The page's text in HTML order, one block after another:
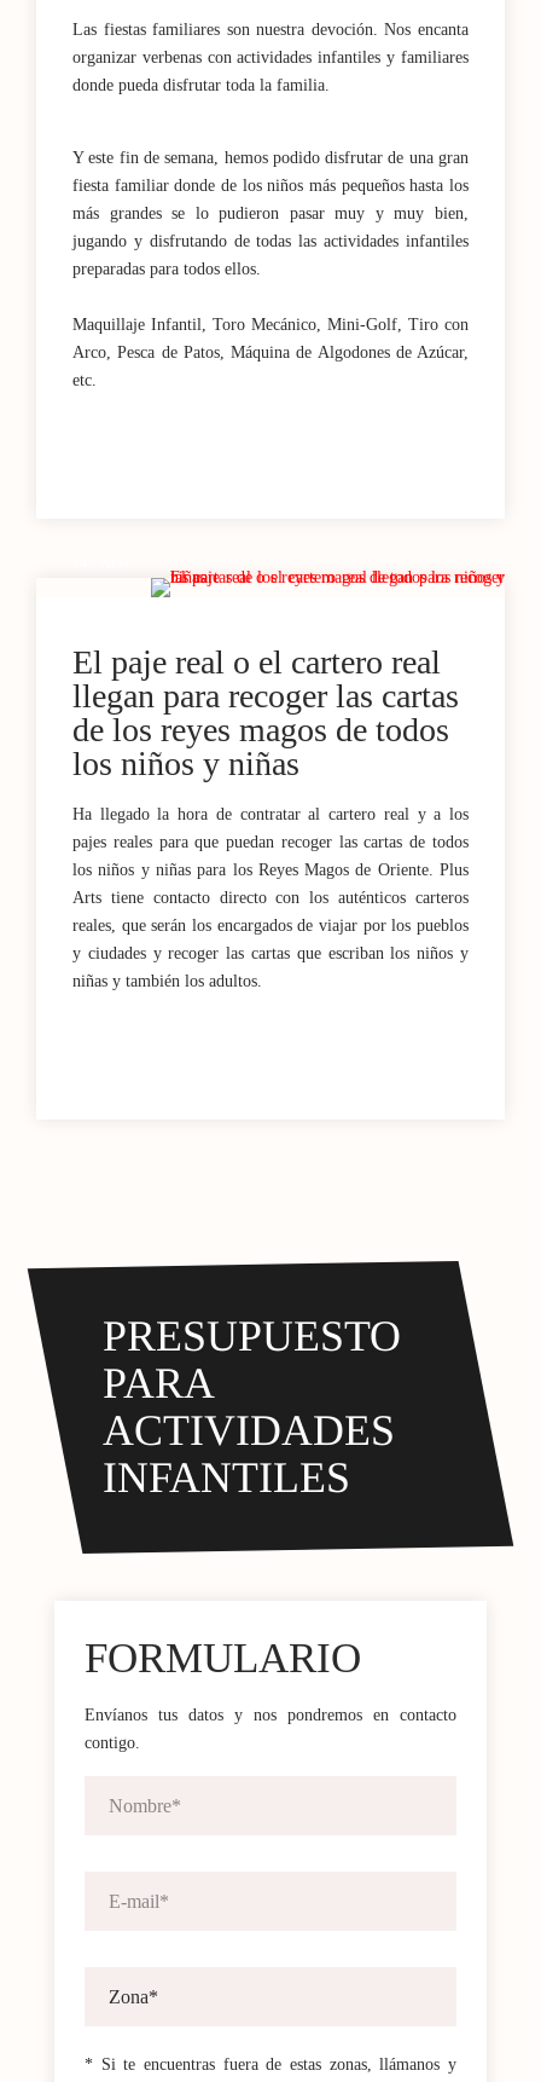
Las fiestas familiares son nuestra devoción. Nos encanta
organizar verbenas con actividades infantiles y familiares
donde pueda disfrutar toda la familia.
Y este fin de semana, hemos podido disfrutar de una gran
fiesta familiar donde de los niños más pequeños hasta los
más grandes se lo pudieron pasar muy y muy bien,
jugando y disfrutando de todas las actividades infantiles
preparadas para todos ellos.
Maquillaje Infantil, Toro Mecánico, Mini-Golf, Tiro con
Arco, Pesca de Patos, Máquina de Algodones de Azúcar,
etc.
El paje real o el cartero real
llegan para recoger las cartas
de los reyes magos de todos
los niños y niñas
Ha llegado la hora de contratar al cartero real y a los
pajes reales para que puedan recoger las cartas de todos
los niños y niñas para los Reyes Magos de Oriente. Plus
Arts tiene contacto directo con los auténticos carteros
reales, que serán los encargados de viajar por los pueblos
y ciudades y recoger las cartas que escriban los niños y
niñas y también los adultos.
PRESUPUESTO
PARA
ACTIVIDADES
INFANTILES
FORMULARIO
Envíanos tus datos y nos pondremos en contacto
contigo.
* Si te encuentras fuera de estas zonas, llámanos y